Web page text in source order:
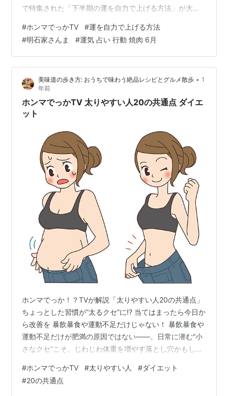
で特集された「下半期の運を自力で上げる方法」が大き
そして番組評論家たちが提案する“実際に使える運気アッ
プ法”とは？その内容を詳しく・分かりやすく解説しま
す。 今年の運気は「6月」が最重要――星の動きに注
目！ 今回の放送で繰り返し強調されたのが「2025年の運
気は6月から大きく変わる」という予測。SNSで絶大な支
持を集める人気占い師・…
#ホンマでっかTV #運を自力で上げる方法
#明石家さんま #運気 占い 行動 焼肉 6月
美味道の歩き方: おうちで味わう絶品レシピとグルメ散歩 • 1
年前
ホンマでっかTV 太りやすい人20の共通点 ダイエ
ット
ホンマでっか！？TVが解説「太りやすい人20の共通点」
ちょっとした習慣が“太るクセ”に!? 当てはまったら今日か
ら改善を 暴飲暴食や運動不足だけじゃない！ 暴飲暴食や
運動不足だけが肥満の原因ではない――。日常に潜む“小
さなクセ”こそ、じわじわ体重を増やす落とし穴かもしれ
評論家軍団が 「太りやすい人に共通する20の習慣」 を一
挙公開しました。番組内容をベースに、医学・栄養学の
#ホンマでっかTV #太りやすい人 #ダイエット
#20の共通点